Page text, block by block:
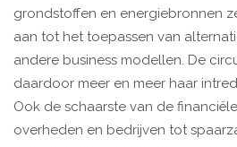
grondstoffen en energiebronnen
aan tot het toepassen van
andere business modellen. De
daardoor meer en meer haar
Ook de schaarste van de
overheden en bedrijven tot